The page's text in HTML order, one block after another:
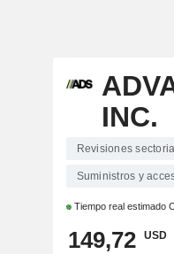
INC.
Revisiones
Suministros y
Tiempo real estimado
149,72 USD